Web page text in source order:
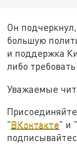
Он
большую
и поддержка
либо
Уважаемые
"ВКонтакте" и "